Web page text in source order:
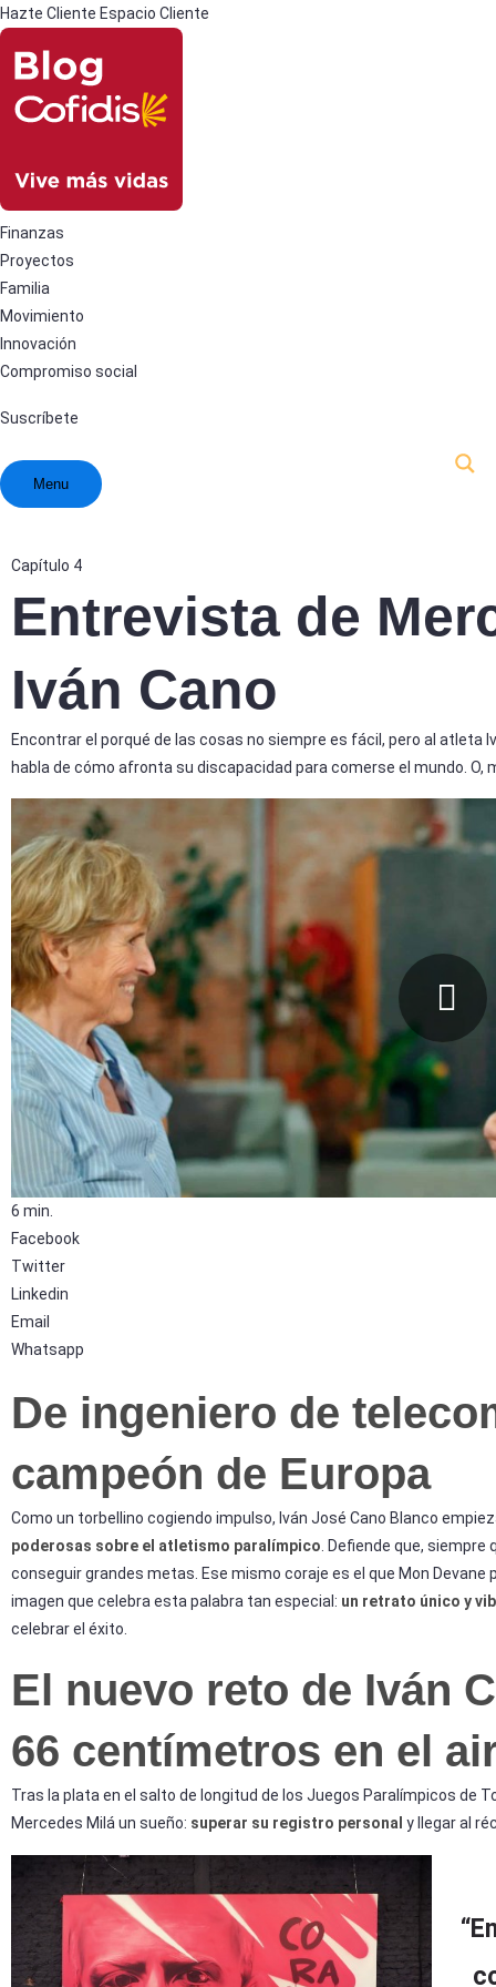
Hazte Cliente Espacio Cliente
Finanzas
Proyectos
Familia
Movimiento
Innovación
Compromiso social
Suscríbete
Menu
Capítulo 4
Entrevista de
Iván Cano
Encontrar el porqué de las cosas no siempre es fácil, pero al atleta
habla de cómo afronta su discapacidad para comerse el mundo. O,
6 min.
Facebook
Twitter
Linkedin
Email
Whatsapp
De ingeniero de
campeón de Europa
Como un torbellino cogiendo impulso, Iván José Cano Blanco
poderosas sobre el atletismo paralímpico . Defiende que,
conseguir grandes metas. Ese mismo coraje es el que Mon Devane
imagen que celebra esta palabra tan especial: un retrato único y
celebrar el éxito.
El nuevo reto de Iván
66 centímetros en el
Tras la plata en el salto de longitud de los Juegos Paralímpicos de
Mercedes Milá un sueño: superar su registro personal y llegar al